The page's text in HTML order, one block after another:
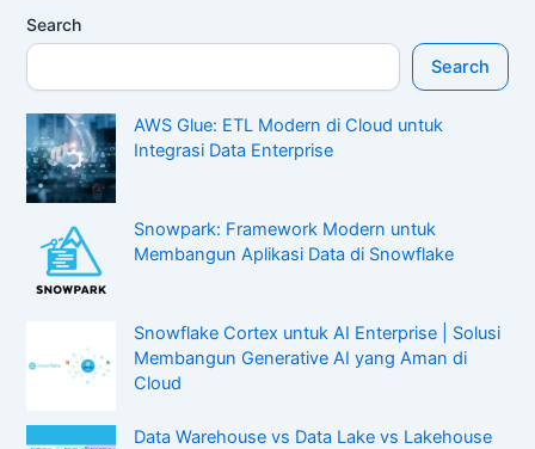
Search
Search
AWS Glue: ETL Modern di Cloud untuk
Integrasi Data Enterprise
Snowpark: Framework Modern untuk
Membangun Aplikasi Data di Snowflake
Snowflake Cortex untuk AI Enterprise | Solusi
Membangun Generative AI yang Aman di
Cloud
Data Warehouse vs Data Lake vs Lakehouse